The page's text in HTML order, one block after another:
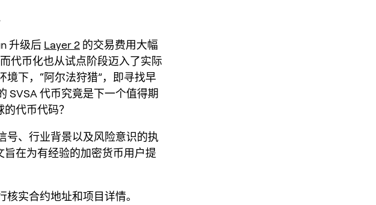
升级后 Layer 2 的交易费用大幅
代币化也从试点阶段迈入了实际
下，“阿尔法狩猎”，即寻找早
SVSA 代币究竟是下一个值得期
代币代码？
号、行业背景以及风险意识的执
在为有经验的加密货币用户提
实合约地址和项目详情。